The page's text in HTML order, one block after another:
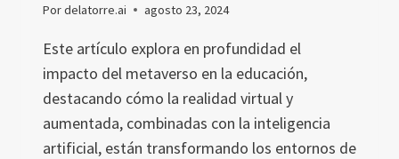
Pordelatorre.ai agosto 23, 2024
Este artículo explora en profundidad el
impacto del metaverso en la educación,
destacando cómo la realidad virtual y
aumentada, combinadas con la inteligencia
artificial, están transformando los entornos de